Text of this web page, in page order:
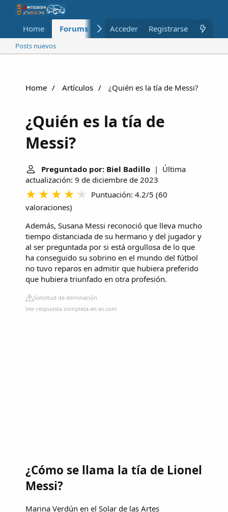
Home Forums Nuevo Miembros
Acceder Registrarse
Posts nuevos
Home Artículos ¿Quién es la tía de Messi?
¿Quién es la tía de
Messi?
Preguntado por: Biel Badillo | Última
actualización: 9 de diciembre de 2023
Puntuación: 4.2/5 (60
valoraciones)
Además, Susana Messi reconoció que lleva mucho
tiempo distanciada de su hermano y del jugador y
al ser preguntada por si está orgullosa de lo que
ha conseguido su sobrino en el mundo del fútbol
no tuvo reparos en admitir que hubiera preferido
que hubiera triunfado en otra profesión.
Solicitud de eliminación
Ver respuesta completa en as.com
¿Cómo se llama la tía de Lionel
Messi?
Marina Verdún en el Solar de las Artes